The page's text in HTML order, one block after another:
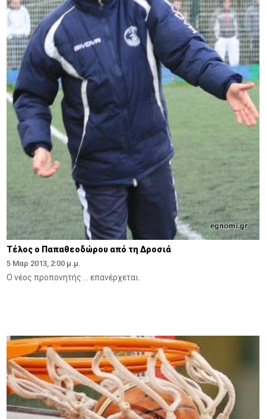
Τέλος ο Παπαθεοδώρου από τη Δροσιά
5 Μαρ 2013, 2:00 μ.μ.
Ο νέος προπονητής ... επανέρχεται.